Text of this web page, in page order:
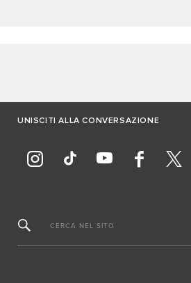
UNISCITI ALLA CONVERSAZIONE
CERCA NEL SITO